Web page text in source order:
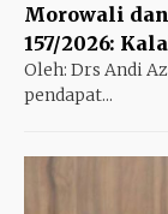
Morowali
157/2026:
Oleh: Drs Andi
pendapat...